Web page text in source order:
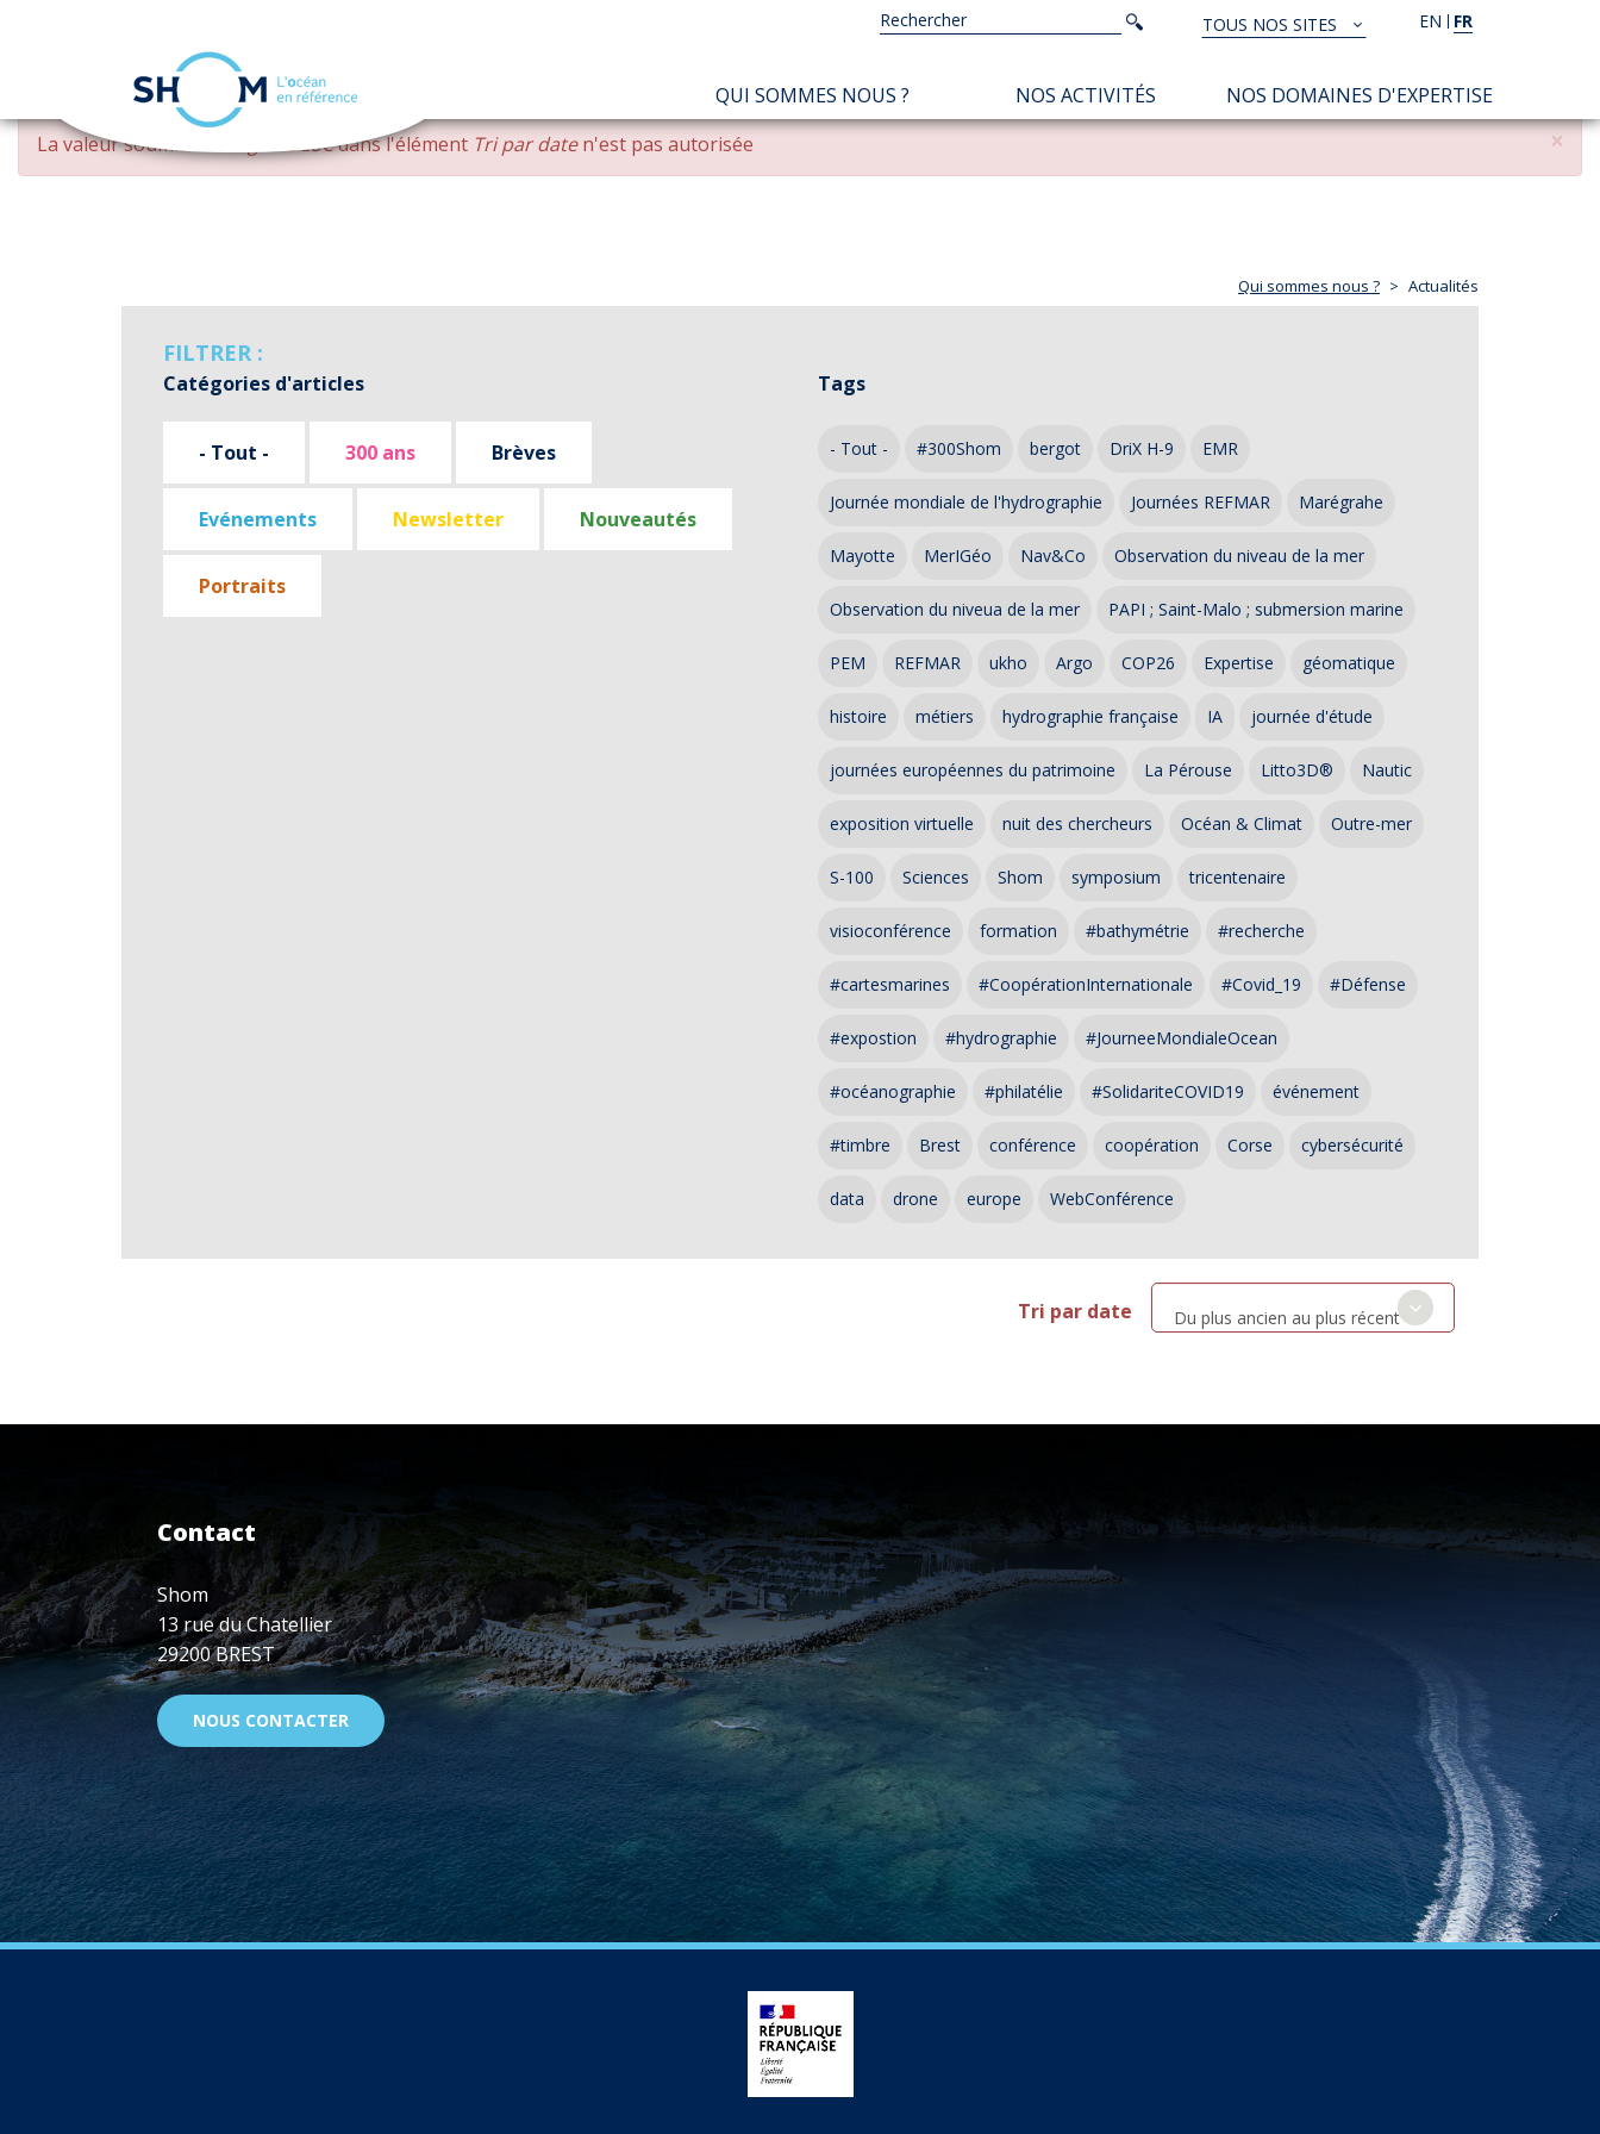
Aller
contenu
EN FR
TOUS
NOS
SITES
TOUS NOS SITES
Rechercher
Rechercher
NAVIGATION
PRINCIPALE
QUI SOMMES NOUS ? NOS ACTIVITÉS NOS DOMAINES D'EXPERTISE
×
MESSAGE
D'ERREUR
La valeur soumise changed DESCdans l'élément Tri par daten'est pas autorisée
Qui sommes nous ? Actualités
FILTRER :
Catégories d'articles
- Tout - 300 ans Brèves
Evénements Newsletter Nouveautés
Portraits
Tags
- Tout - #300Shom bergot DriX H-9 EMR
Journée mondiale de l'hydrographie Journées REFMAR Marégrahe
Mayotte MerIGéo Nav&Co Observation du niveau de la mer
Observation du niveua de la mer PAPI ; Saint-Malo ; submersion marine
PEM REFMAR ukho Argo COP26 Expertise géomatique
histoire métiers hydrographie française IA journée d'étude
journées européennes du patrimoine La Pérouse Litto3D® Nautic
exposition virtuelle nuit des chercheurs Océan & Climat Outre-mer
S-100 Sciences Shom symposium tricentenaire
visioconférence formation #bathymétrie #recherche
#cartesmarines #CoopérationInternationale #Covid_19 #Défense
#expostion #hydrographie #JourneeMondialeOcean
#océanographie #philatélie #SolidariteCOVID19 événement
#timbre Brest conférence coopération Corse cybersécurité
data drone europe WebConférence
Tri par date Du plus ancien au plus récent
Contact
Shom
13 rue du Chatellier
29200 BREST
NOUS CONTACTER